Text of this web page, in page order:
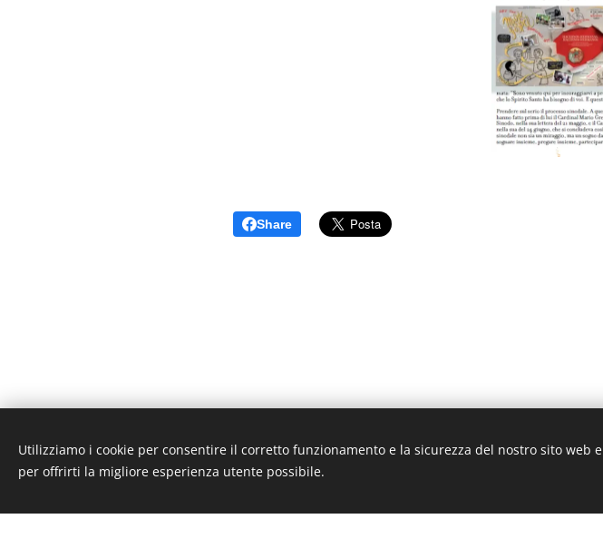
Share
Unione Superiori Generali - Via dei Penitenzieri 19 -00193 ROMA
Utilizziamo i cookie per consentire il corretto funzionamento e la sicurezza del nostro sito web e
per offrirti la migliore esperienza utente possibile.